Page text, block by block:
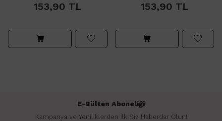
153,90 TL 153,90 TL
E-Bülten Aboneliği
Kampanya ve Yeniliklerden İlk Siz Haberdar Olun!